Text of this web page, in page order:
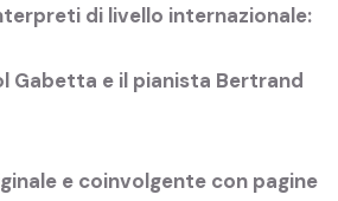
di livello internazionale:
Gabetta e il pianista Bertrand
e coinvolgente con pagine